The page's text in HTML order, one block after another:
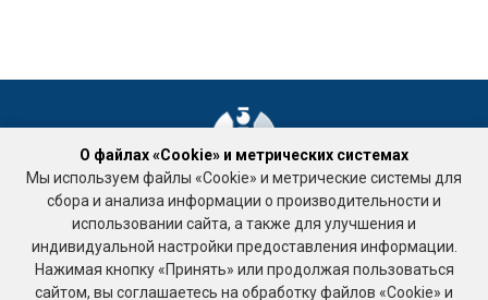
Ассоциация «Национальное объединение саморегулируемых
организаций кадастровых инженеров»
Подработка
123458, г. Москва, ул. Таллинская, д. 32, корпус 3 , офис 10
тел. +7 (495) 518-93-19
О файлах «Cookie» и метрических системах
Мы используем файлы «Cookie» и метрические системы для
сбора и анализа информации о производительности и
использовании сайта, а также для улучшения и
индивидуальной настройки предоставления информации.
Нажимая кнопку «Принять» или продолжая пользоваться
сайтом, вы соглашаетесь на обработку файлов «Cookie» и